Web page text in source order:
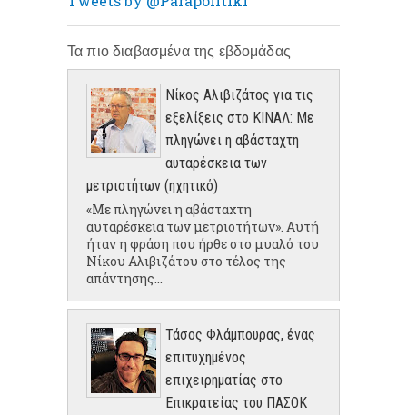
Τα πιο διαβασμένα της εβδομάδας
Νίκος Αλιβιζάτος για τις
εξελίξεις στο ΚΙΝΑΛ: Με
πληγώνει η αβάσταχτη
αυταρέσκεια των
μετριοτήτων (ηχητικό)
«Με πληγώνει η αβάσταχτη
αυταρέσκεια των μετριοτήτων». Αυτή
ήταν η φράση που ήρθε στο μυαλό του
Νίκου Αλιβιζάτου στο τέλος της
απάντησης...
Τάσος Φλάμπουρας, ένας
επιτυχημένος
επιχειρηματίας στο
Επικρατείας του ΠΑΣΟΚ